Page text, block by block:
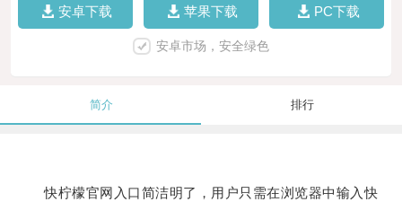
安卓下载 苹果下载 PC下载
安卓市场，安全绿色
简介 排行
快柠檬官网入口简洁明了，用户只需在浏览器中输入快